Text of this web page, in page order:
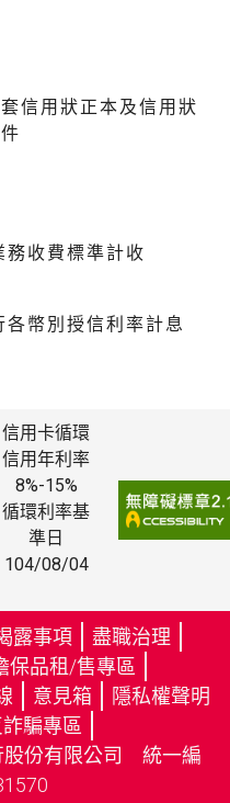
信用狀正本及信用狀
收費標準計收
幣別授信利率計息
信用卡循環
信用年利率
8%-15%
循環利率基
準日
104/08/04
露事項
盡職治理
保品租/售專區
意見箱
隱私權聲明
騙專區
（
另
股份有限公司 統一編